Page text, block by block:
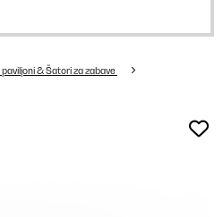
& Šatori za zabave